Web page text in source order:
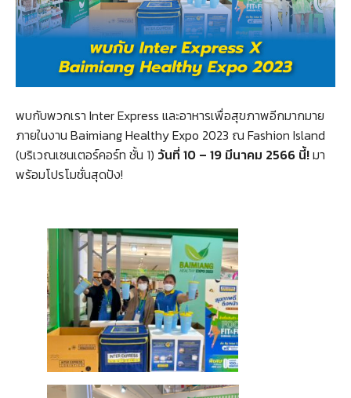
พบกับพวกเรา Inter Express และอาหารเพื่อสุขภาพอีกมากมาย
ภายในงาน Baimiang Healthy Expo 2023 ณ Fashion Island
(บริเวณเซนเตอร์คอร์ท ชั้น 1) วันที่ 10 – 19 มีนาคม 2566 นี้!มา
พร้อมโปรโมชั่นสุดปัง!